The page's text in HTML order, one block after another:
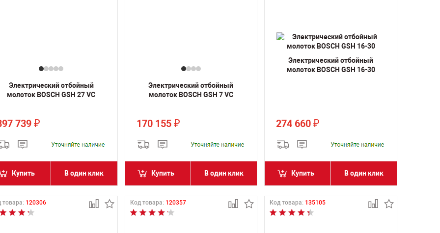
Электрический отбойный
молоток BOSCH GSH 27 VC
739 ₽
Купить В один клик
Электрический отбойный
молоток BOSCH GSH 7 VC
170 155 ₽
Купить В один клик
Электрический отбойный
молоток BOSCH GSH 16-30
274 660₽
Купить В один клик
товара: 120306 Код товара: 120357 Код товара: 135105